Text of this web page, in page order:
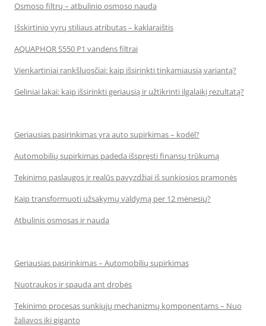
Osmoso filtrų – atbulinio osmoso nauda
Išskirtinio vyrų stiliaus atributas – kaklaraištis
AQUAPHOR S550 P1 vandens filtrai
Vienkartiniai rankšluosčiai: kaip išsirinkti tinkamiausią variantą?
Geliniai lakai: kaip išsirinkti geriausią ir užtikrinti ilgalaikį rezultatą?
Geriausias pasirinkimas yra auto supirkimas – kodėl?
Automobilių supirkimas padeda išspręsti finansų trūkumą
Tekinimo paslaugos ir realūs pavyzdžiai iš sunkiosios pramonės
Kaip transformuoti užsakymų valdymą per 12 mėnesių?
Atbulinis osmosas ir nauda
Geriausias pasirinkimas – Automobilių supirkimas
Nuotraukos ir spauda ant drobės
Tekinimo procesas sunkiųjų mechanizmų komponentams – Nuo
žaliavos iki giganto